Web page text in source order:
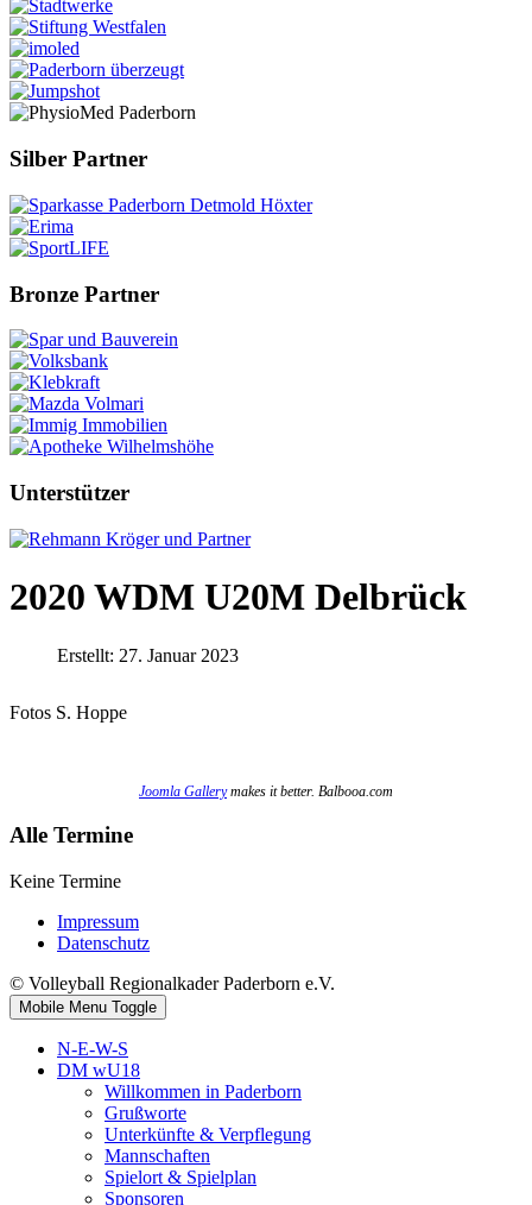
Silber Partner
Bronze Partner
Unterstützer
2020 WDM U20M Delbrück
Erstellt: 27. Januar 2023
Fotos S. Hoppe
Joomla Gallerymakes it better. Balbooa.com
Alle Termine
Keine Termine
Impressum
Datenschutz
© Volleyball Regionalkader Paderborn e.V.
Mobile Menu Toggle
N-E-W-S
DM wU18
Willkommen in Paderborn
Grußworte
Unterkünfte & Verpflegung
Mannschaften
Spielort & Spielplan
Sponsoren